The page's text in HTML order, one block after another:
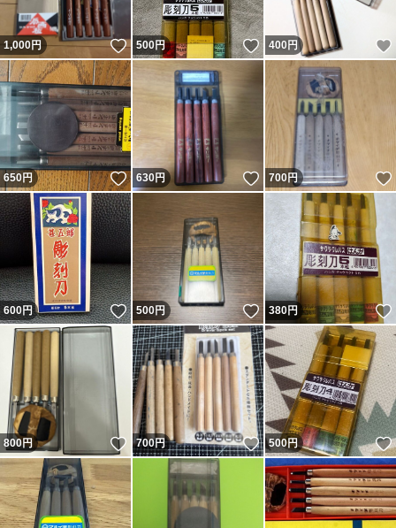
1,000円 いいね！
500円 いいね！
400 円
650円 いいね！
630円 いいね！
700円
600円 いいね！
500円 いいね！
380円
800円 いいね！
700円 いいね！
500円